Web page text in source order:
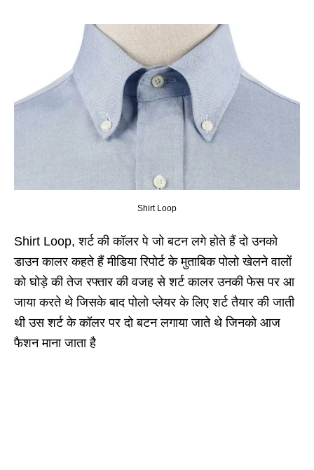
Shirt Loop
Shirt Loop, शर्ट की कॉलर पे जो बटन लगे होते हैं दो उनको
डाउन कालर कहते हैं मीडिया रिपोर्ट के मुताबिक पोलो खेलने वालों
को घोड़े की तेज रफ्तार की वजह से शर्ट कालर उनकी फेस पर आ
जाया करते थे जिसके बाद पोलो प्लेयर के लिए शर्ट तैयार की जाती
थी उस शर्ट के कॉलर पर दो बटन लगाया जाते थे जिनको आज
फैशन माना जाता है